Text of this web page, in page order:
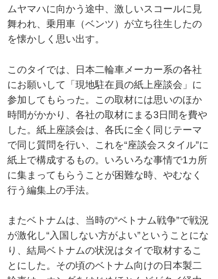
ムヤマハに向かう途中、激しいスコールに見
舞われ、乗用車（ベンツ）が立ち往生したの
を懐かしく思い出す。
このタイでは、日本二輪車メーカー系の各社
にお願いして「現地駐在員の紙上座談会」に
参加してもらった。この取材には思いのほか
時間がかかり、各社の取材にまる3日間を費や
した。紙上座談会は、各氏に全く同じテーマ
で同じ質問を行い、これを“座談会スタイル”に
紙上で構成するもの。いろいろな事情で1カ所
に集まってもらうことが困難な時、やむなく
行う編集上の手法。
またベトナムは、当時の“ベトナム戦争”で戦況
が激化し“入国しない方がよい”ということにな
り、結局ベトナムの状況はタイで取材するこ
とにした。その頃のベトナム向けの日本製二